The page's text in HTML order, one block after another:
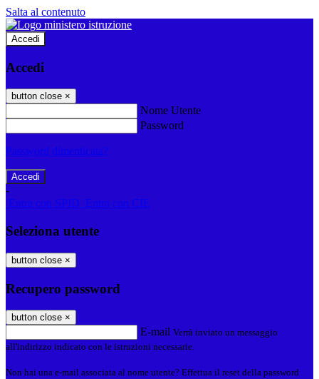
Salta al contenuto
Accedi
Accedi
button close ×
Nome Utente
Password
Password dimenticata?
-
Entra con SPID
Entra con CIE
Seleziona utente
button close ×
Recupero password
button close ×
E-mail Verrà inviato un messaggio
all'indirizzo indicato con le istruzioni necessarie.
Non hai una e-mail associata al nome utente? Effettua il reset della password